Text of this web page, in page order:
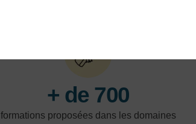
+ de 700
formations proposées dans les domaines